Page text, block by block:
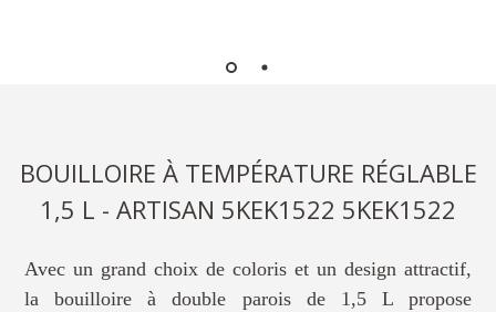
BOUILLOIRE À TEMPÉRATURE RÉGLABLE
1,5 L - ARTISAN 5KEK1522 5KEK1522
Avec un grand choix de coloris et un design attractif,
la bouilloire à double parois de 1,5 L propose